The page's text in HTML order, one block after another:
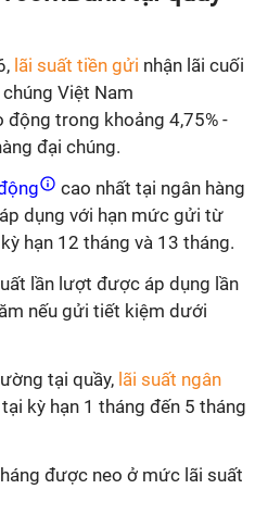
lãi suất tiền gửi nhận lãi cuối
Việt Nam
trong khoảng 4,75% -
đại chúng.
cao nhất tại ngân hàng
dụng với hạn mức gửi từ
hạn 12 tháng và 13 tháng.
lần lượt được áp dụng lần
nếu gửi tiết kiệm dưới
tại quầy, lãi suất ngân
kỳ hạn 1 tháng đến 5 tháng
được neo ở mức lãi suất